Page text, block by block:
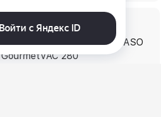
% Доступна скидка
Вакуумный компрессор CASO
GourmetVAC 280